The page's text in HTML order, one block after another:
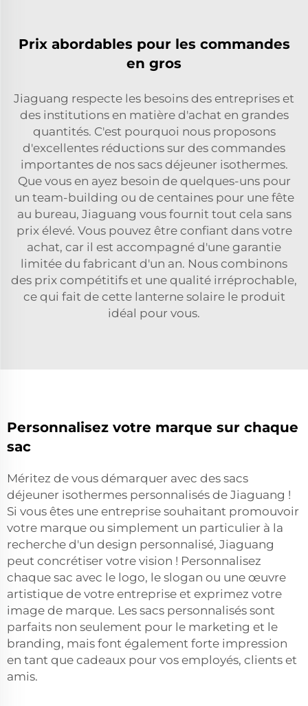
Prix abordables pour les commandes
en gros
Jiaguang respecte les besoins des entreprises et
des institutions en matière d'achat en grandes
quantités. C'est pourquoi nous proposons
d'excellentes réductions sur des commandes
importantes de nos sacs déjeuner isothermes.
Que vous en ayez besoin de quelques-uns pour
un team-building ou de centaines pour une fête
au bureau, Jiaguang vous fournit tout cela sans
prix élevé. Vous pouvez être confiant dans votre
achat, car il est accompagné d'une garantie
limitée du fabricant d'un an. Nous combinons
des prix compétitifs et une qualité irréprochable,
ce qui fait de cette lanterne solaire le produit
idéal pour vous.
Personnalisez votre marque sur chaque
sac
Méritez de vous démarquer avec des sacs
déjeuner isothermes personnalisés de Jiaguang !
Si vous êtes une entreprise souhaitant promouvoir
votre marque ou simplement un particulier à la
recherche d'un design personnalisé, Jiaguang
peut concrétiser votre vision ! Personnalisez
chaque sac avec le logo, le slogan ou une œuvre
artistique de votre entreprise et exprimez votre
image de marque. Les sacs personnalisés sont
parfaits non seulement pour le marketing et le
branding, mais font également forte impression
en tant que cadeaux pour vos employés, clients et
amis.